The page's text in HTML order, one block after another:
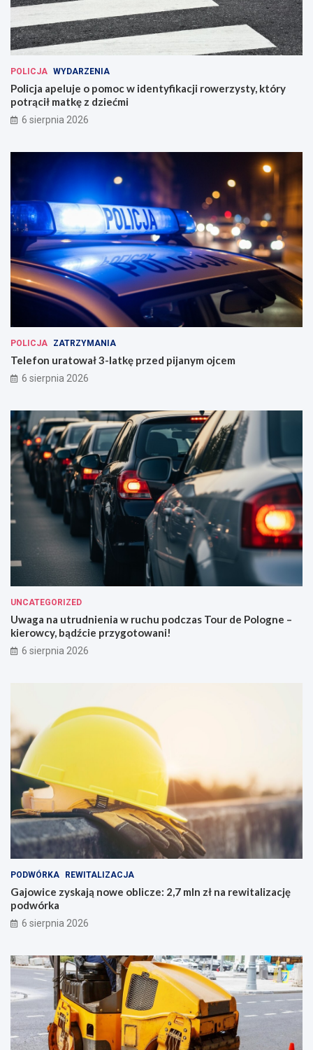
POLICJA WYDARZENIA
Policja apeluje o pomoc w identyfikacji rowerzysty, który
potrącił matkę z dziećmi
6 sierpnia 2026
POLICJA ZATRZYMANIA
Telefon uratował 3-latkę przed pijanym ojcem
6 sierpnia 2026
UNCATEGORIZED
Uwaga na utrudnienia w ruchu podczas Tour de Pologne –
kierowcy, bądźcie przygotowani!
6 sierpnia 2026
PODWÓRKA REWITALIZACJA
Gajowice zyskają nowe oblicze: 2,7 mln zł na rewitalizację
podwórka
6 sierpnia 2026